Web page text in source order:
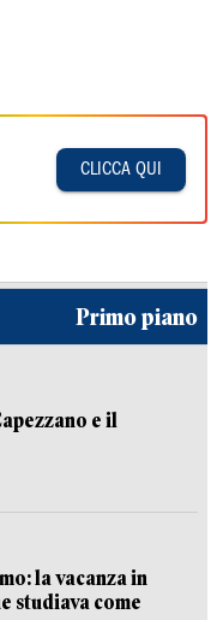
CLICCA QUI
Primo piano
e il
la vacanza in
studiava come